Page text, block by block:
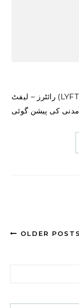
رائٹرز – لیفٹ (LYFT) جمعرات کو وال سٹریٹ کے تخمینوں سے
OLDER POSTS